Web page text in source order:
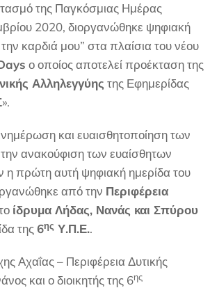
της Παγκόσμιας Ημέρας
2020, διοργανώθηκε ψηφιακή
καρδιά μου” στα πλαίσια του νέου
ο οποίος αποτελεί προέκταση της
Αλληλεγγύης της Εφημερίδας
».
και ευαισθητοποίηση των
ανακούφιση των ευαίσθητων
η πρώτη αυτή ψηφιακή ημερίδα του
από την Περιφέρεια
ίδρυμα Λήδας, Νανάς και Σπύρου
της 6ης Υ.Π.Ε..
Αχαΐας – Περιφέρεια Δυτικής
και ο διοικητής της 6ης